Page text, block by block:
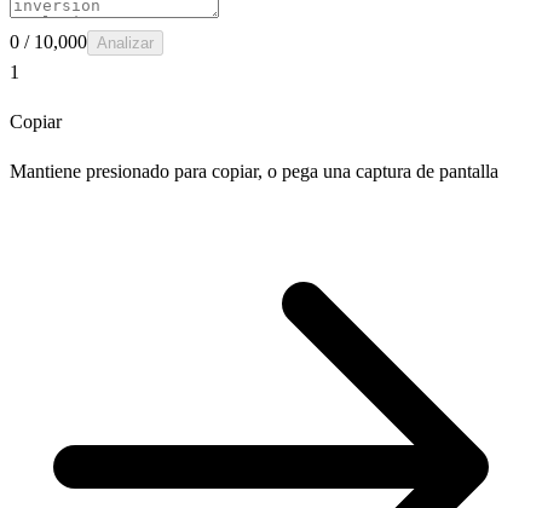
0 / 10,000 Analizar
1
Copiar
Mantiene presionado para copiar, o pega una captura de pantalla